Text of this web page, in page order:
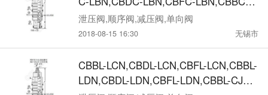
HN,CBDC-CHN,CBFC-CHN,CBBC-CIN,
CBDC-CIN,CBFC-CIN ,CBBC-CAN,CB
DC-CAN,CBFC-CAN,CBBC-CBN,CBDC
-CBN,CBFC-CBN,半限流型, 较大设定压
280bar抗衡阀
泄压阀,顺序阀,减压阀,单向阀
2018-08-15 16:30 无锡市
CBBL-LCN,CBDL-LCN,CBFL-LCN,CBBL-
LDN,CBDL-LDN,CBFL-LDN,CBBL-CJN,